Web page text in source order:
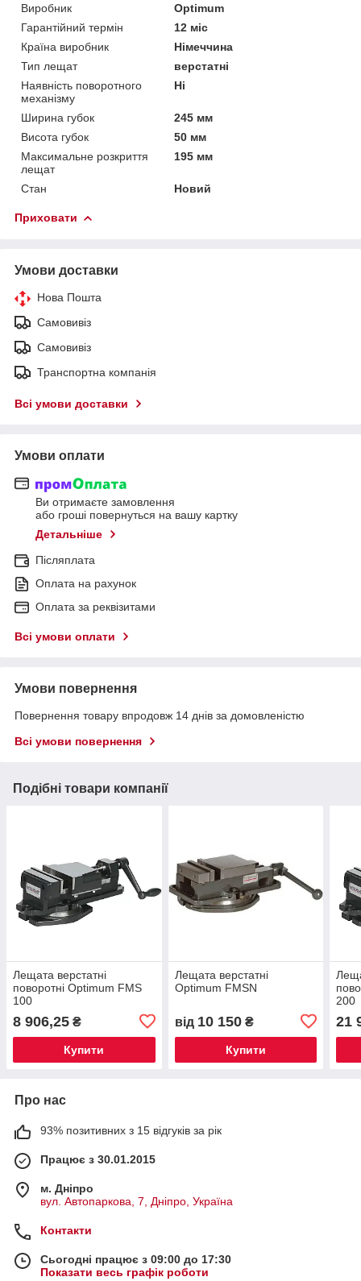
Виробник
Optimum
Гарантійний термін
12 міс
Країна виробник
Німеччина
Тип лещат
верстатні
Наявність поворотного
механізму
Ні
Ширина губок
245 мм
Висота губок
50 мм
Максимальне розкриття
лещат
195 мм
Стан Новий
Приховати
Умови доставки
Нова Пошта
Самовивіз
Самовивіз
Транспортна компанія
Всі умови доставки
Умови оплати
Ви отримаєте замовлення
або гроші повернуться на вашу картку
Детальніше
Післяплата
Оплата на рахунок
Оплата за реквізитами
Всі умови оплати
Умови повернення
Повернення товару впродовж 14 днів за домовленістю
Всі умови повернення
Подібні товари компанії
Лещата верстатні
поворотні Optimum FMS
100
8 906,25 ₴
Купити
Лещата верстатні
Optimum FMSN
від 10 150₴
Купити
200
21
Про нас
93% позитивних з 15 відгуків за рік
Працює з 30.01.2015
м. Дніпро
вул. Автопаркова, 7, Дніпро, Україна
Контакти
Сьогодні працює з 09:00 до 17:30
Показати весь графік роботи